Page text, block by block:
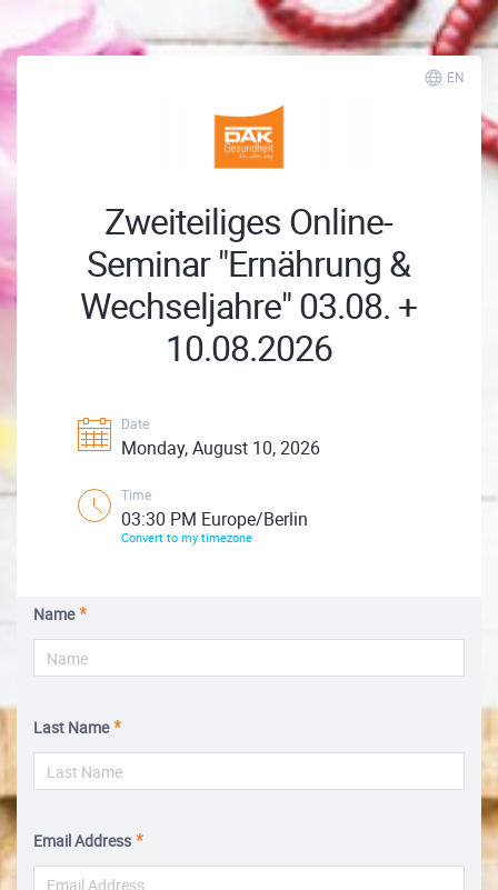
EN
Zweiteiliges Online-
Seminar "Ernährung &
Wechseljahre" 03.08. +
10.08.2026
Date
Monday, August 10, 2026
Time
03:30 PM Europe/Berlin
Convert to my timezone
Name
Last Name
Email Address